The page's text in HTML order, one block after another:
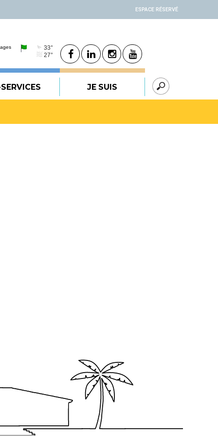
ESPACE RÉSERVÉ
JE SUIS